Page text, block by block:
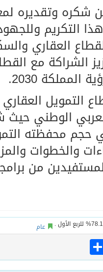
شكره وتقديره
التكريم
العقاري
الشراكة مع
2030.
التمويل العقاري
الوطني
محفظته
والخطوات
من
عام